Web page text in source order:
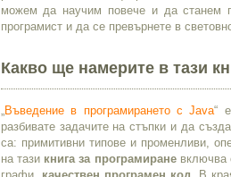
можем да научим повече и да станем
програмист и да се превърнете в
Какво ще намерите в тази
Въведение в програмирането с Java“
разбивате задачите на стъпки и да
са: примитивни типове и променливи,
на тазикнига за програмираневключва
графи, качествен програмен код . В